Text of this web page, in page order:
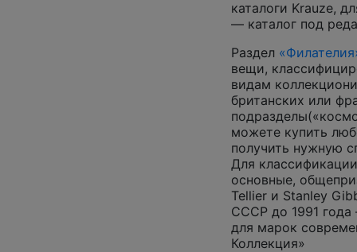
каталоги Krauze,
— каталог под
Раздел
вещи,
видам
британских или
можете купить
получить нужную
Для
основные,
Tellier и Stanley
СССР до 1991
для марок
Коллекция»